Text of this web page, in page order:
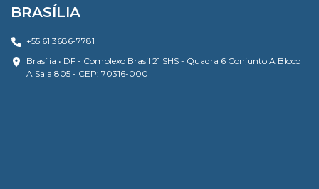
BRASÍLIA
+55 61 3686-7781
Brasília • DF - Complexo Brasil 21 SHS - Quadra 6 Conjunto A Bloco
A Sala 805 - CEP: 70316-000